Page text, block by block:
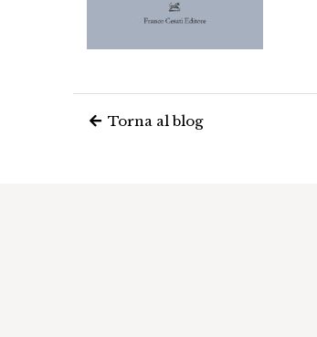
Torna al blog